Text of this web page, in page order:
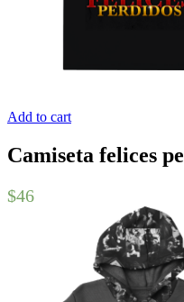
Add to cart
Camiseta felices
$46